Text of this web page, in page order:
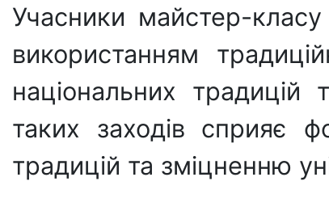
Учасники майстер-
використанням
національних традицій
таких заходів сприяє
традицій та зміцненню